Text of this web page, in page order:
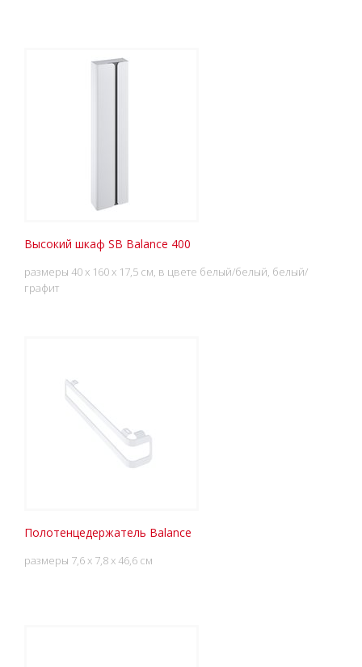
Высокий шкаф SB Balance 400
размеры 40 x 160 x 17,5 см, в цвете белый/белый, белый/
графит
Полотенцедержатель Balance
размеры 7,6 x 7,8 x 46,6 см